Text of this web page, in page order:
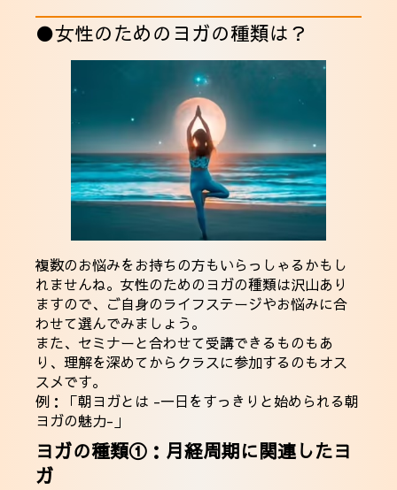
●女性のためのヨガの種類は？
複数のお悩みをお持ちの方もいらっしゃるかもし
れませんね。女性のためのヨガの種類は沢山あり
ますので、ご自身のライフステージやお悩みに合
わせて選んでみましょう。
また、セミナーと合わせて受講できるものもあ
り、理解を深めてからクラスに参加するのもオス
スメです。
例：
「朝ヨガとは -一日をすっきりと始められる朝
ヨガの魅力-」
ヨガの種類①：月経周期に関連したヨ
ガ